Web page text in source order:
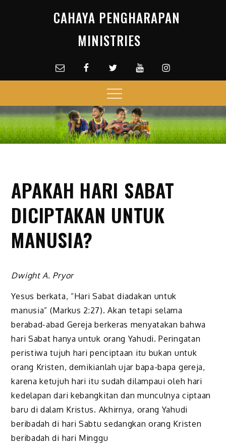
CAHAYA PENGHARAPAN
MINISTRIES
Email facebookTwitterYoutubeInstagram
Menu
APAKAH HARI SABAT
DICIPTAKAN UNTUK
MANUSIA?
Dwight A. Pryor
Yesus berkata, “Hari Sabat diadakan untuk
manusia” (Markus 2:27). Akan tetapi selama
berabad-abad Gereja berkeras menyatakan bahwa
hari Sabat hanya untuk orang Yahudi. Peringatan
peristiwa tujuh hari penciptaan itu bukan untuk
orang Kristen, demikianlah ujar bapa-bapa gereja,
karena ketujuh hari itu sudah dilampaui oleh hari
kedelapan dari kebangkitan dan munculnya ciptaan
baru di dalam Kristus. Akhirnya, orang Yahudi
beribadah di hari Sabtu sedangkan orang Kristen
beribadah di hari Minggu